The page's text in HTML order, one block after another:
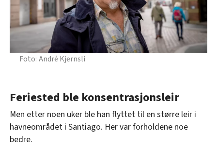
André Kjernsli
Feriested ble konsentrasjonsleir
Men etter noen uker ble han flyttet til en større leir i
havneområdet i Santiago. Her var forholdene noe
bedre.